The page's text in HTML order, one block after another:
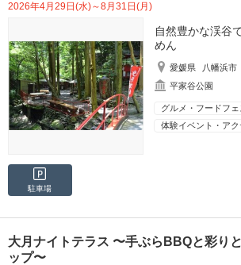
2026年4月29日(水)～8月31日(月)
自然豊かな渓谷
めん
愛媛県
八幡浜市
平家谷公園
グルメ・フードフェ
体験イベント・アク
駐車場
大月ナイトテラス 〜手ぶらBBQと彩り
ップ〜